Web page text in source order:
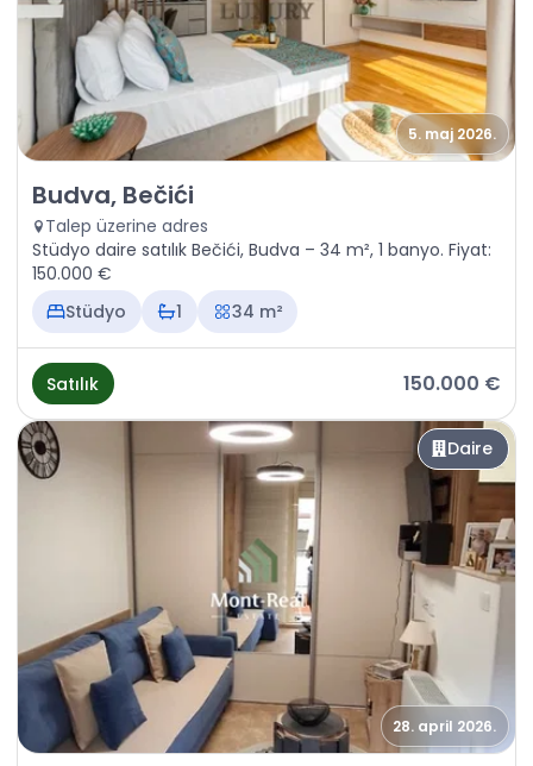
5. maj 2026.
Satılık - Daire Budva, Bečići
Budva, Bečići
Talep üzerine adres
Stüdyo daire satılık Bečići, Budva – 34 m², 1 banyo. Fiyat:
150.000 €
Stüdyo
1 34 m²
Satılık 150.000 €
Daire
28. april 2026.